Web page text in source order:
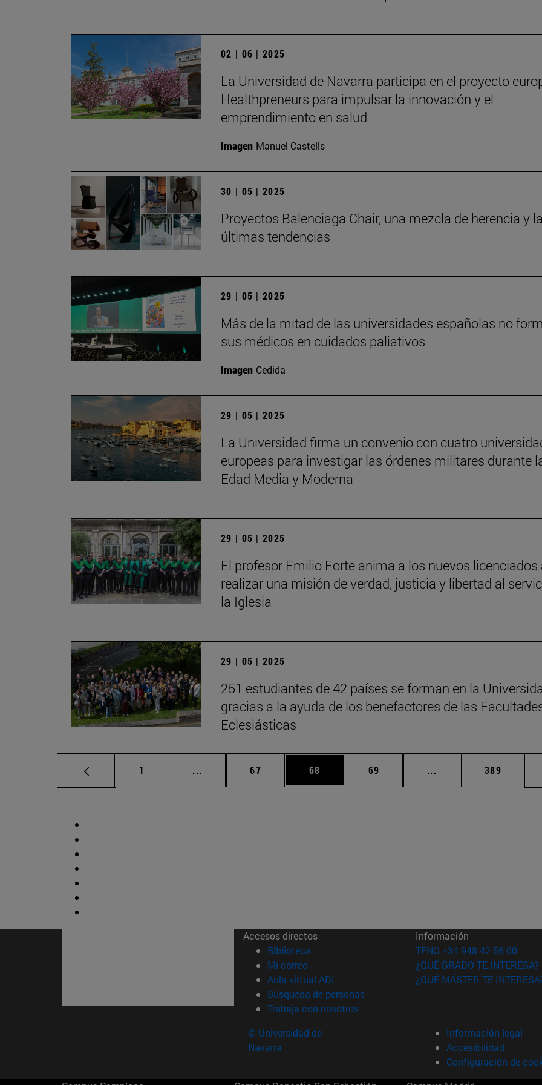
02 | 06 | 2025
La Universidad de Navarra participa en el proyecto
Healthpreneurs para impulsar la innovación y el
emprendimiento en salud
Imagen Manuel Castells
30 | 05 | 2025
Proyectos Balenciaga Chair, una mezcla de herencia y
últimas tendencias
29 | 05 | 2025
Más de la mitad de las universidades españolas no
sus médicos en cuidados paliativos
Imagen Cedida
29 | 05 | 2025
La Universidad firma un convenio con cuatro
europeas para investigar las órdenes militares durante
Edad Media y Moderna
29 | 05 | 2025
El profesor Emilio Forte anima a los nuevos licenciados
realizar una misión de verdad, justicia y libertad al
la Iglesia
29 | 05 | 2025
251 estudiantes de 42 países se forman en la
gracias a la ayuda de los benefactores de las
Eclesiásticas
Página
1 ... Páginas intermedias Use TAB para desplazarse.
Página
67 Página
68 Página
69 ... Páginas intermedias
Página
389
Accesos directos
Biblioteca (abre en nueva ventana)
Mi correo(abre en nueva ventana)
Aula virtual ADI (abre en nueva ventana)
Búsqueda de personas(abre en nueva ventana)
Trabaja con nosotros(abre en nueva ventana)
Información
TFNO +34 948 42 56 00
¿QUÉ GRADO TE INTERESA?
¿QUÉ MÁSTER TE
© Universidad de
Navarra
Información legal
Accesibilidad
Configuración de